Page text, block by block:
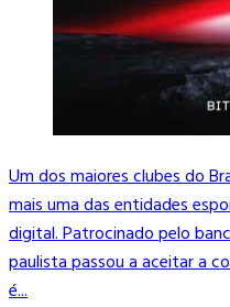
Um dos maiores clubes do
mais uma das entidades
digital. Patrocinado pelo
paulista passou a aceitar a
é...